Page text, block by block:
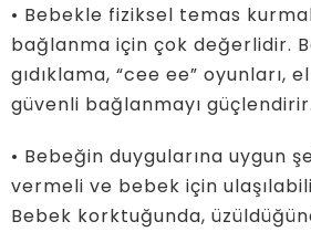
• Bebekle fiziksel temas
bağlanma için çok değerlidir.
gıdıklama, “cee ee” oyunları,
güvenli bağlanmayı güçlendirir.
• Bebeğin duygularına uygun
vermeli ve bebek için
Bebek korktuğunda,